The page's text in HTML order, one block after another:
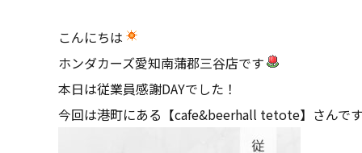
こんにちは
ホンダカーズ愛知南蒲郡三谷店です
本日は従業員感謝DAYでした！
今回は港町にある【cafe&beerhall tetote】さんで